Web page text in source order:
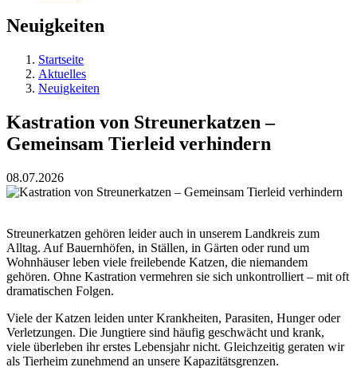
Neuigkeiten
Startseite
Aktuelles
Neuigkeiten
Kastration von Streunerkatzen –
Gemeinsam Tierleid verhindern
08.07.2026
Streunerkatzen gehören leider auch in unserem Landkreis zum
Alltag. Auf Bauernhöfen, in Ställen, in Gärten oder rund um
Wohnhäuser leben viele freilebende Katzen, die niemandem
gehören. Ohne Kastration vermehren sie sich unkontrolliert – mit oft
dramatischen Folgen.
Viele der Katzen leiden unter Krankheiten, Parasiten, Hunger oder
Verletzungen. Die Jungtiere sind häufig geschwächt und krank,
viele überleben ihr erstes Lebensjahr nicht. Gleichzeitig geraten wir
als Tierheim zunehmend an unsere Kapazitätsgrenzen.